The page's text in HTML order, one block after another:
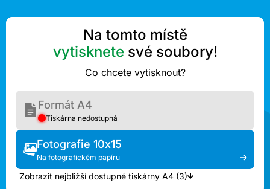
Na tomto místě
vytisknete své soubory!
Co chcete vytisknout?
Formát A4
Tiskárna nedostupná
Fotografie 10x15
Na fotografickém papíru
Zobrazit nejbližší dostupné tiskárny A4 (3)